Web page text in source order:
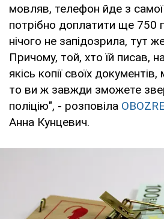
мовляв, телефон йде з самої
потрібно доплатити ще 750
нічого не запідозрила, тут
Причому, той, хто їй писав,
якісь копії своїх
то ви ж завжди зможете
поліцію", - розповіла
Анна Кунцевич.